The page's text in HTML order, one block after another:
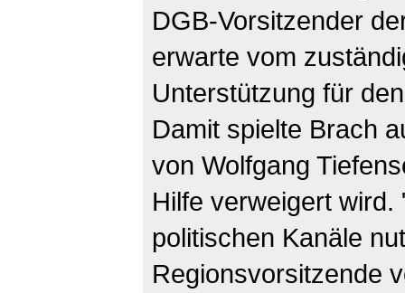
DGB-Vorsitzender
erwarte vom
Unterstützung für
Damit spielte Brach
von Wolfgang
Hilfe verweigert
politischen Kanäle
Regionsvorsitzende